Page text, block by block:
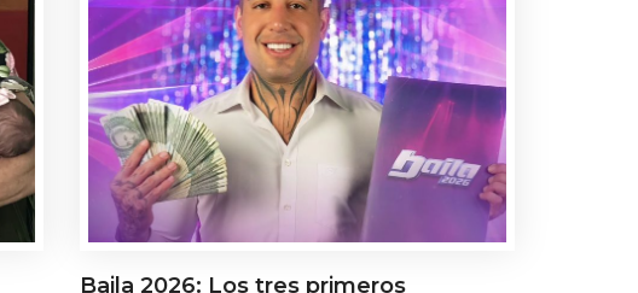
Baila 2026: Los tres primeros